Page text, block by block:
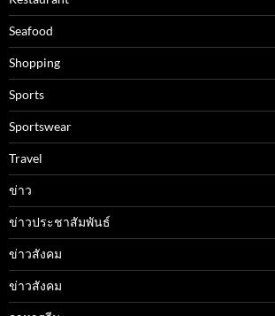
Seafood
Shopping
Sports
Sportswear
Travel
ข่าว
ข่าวประชาสัมพันธ์
ข่าวสังคม
ข่าวสังคม